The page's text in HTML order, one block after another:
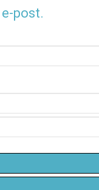
post.